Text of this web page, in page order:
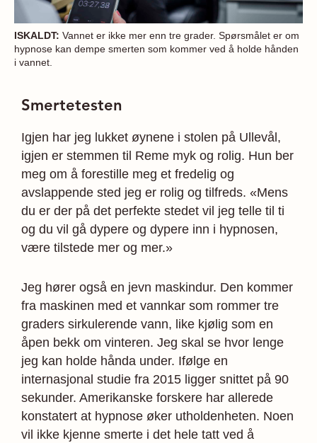
ISKALDT: Vannet er ikke mer enn tre grader. Spørsmålet er om
hypnose kan dempe smerten som kommer ved å holde hånden
i vannet.
Smertetesten
Igjen har jeg lukket øynene i stolen på Ullevål,
igjen er stemmen til Reme myk og rolig. Hun ber
meg om å forestille meg et fredelig og
avslappende sted jeg er rolig og tilfreds. «Mens
du er der på det perfekte stedet vil jeg telle til ti
og du vil gå dypere og dypere inn i hypnosen,
være tilstede mer og mer.»
Jeg hører også en jevn maskindur. Den kommer
fra maskinen med et vannkar som rommer tre
graders sirkulerende vann, like kjølig som en
åpen bekk om vinteren. Jeg skal se hvor lenge
jeg kan holde hånda under. Ifølge en
internasjonal studie fra 2015 ligger snittet på 90
sekunder. Amerikanske forskere har allerede
konstatert at hypnose øker utholdenheten. Noen
vil ikke kjenne smerte i det hele tatt ved å